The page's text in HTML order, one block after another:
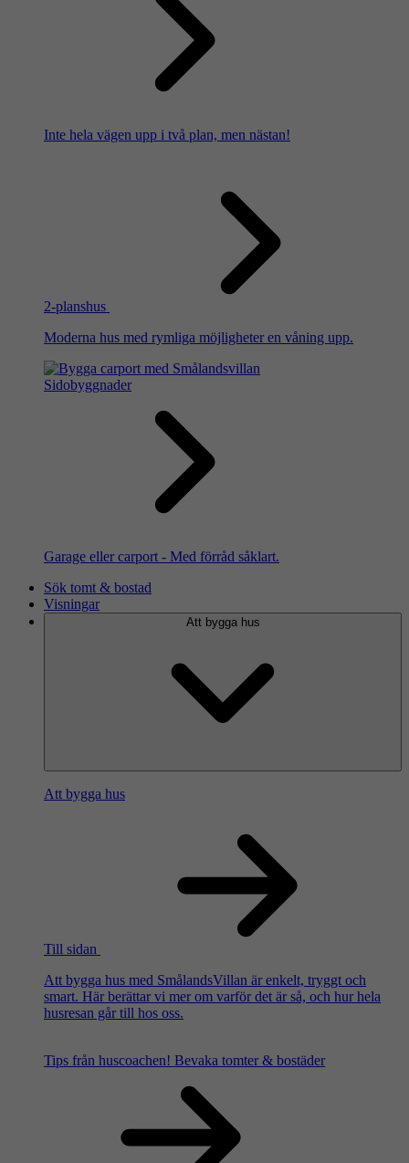
Inte hela vägen upp i två plan, men nästan!
2-planshus
Moderna hus med rymliga möjligheter en våning upp.
Sidobyggnader
Garage eller carport - Med förråd såklart.
Sök tomt & bostad
Visningar
Att bygga hus
Att bygga hus
Till sidan
Att bygga hus med SmålandsVillan är enkelt, tryggt och
smart. Här berättar vi mer om varför det är så, och hur hela
husresan går till hos oss.
Tips från huscoachen! Bevaka tomter & bostäder